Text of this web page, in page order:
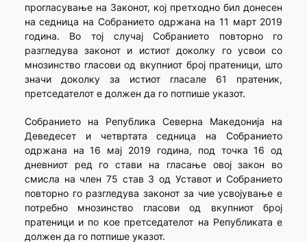
прогласување на Законот, кој претходно бил донесен
на седница на Собранието одржана на 11 март 2019
година. Во тој случај Собранието повторно го
разгледува законот и истиот доколку го усвои со
мнозинство гласови од вкупниот број пратеници, што
значи доколку за истиот гласале 61 пратеник,
претседателот е должен да го потпише указот.
Собранието на Република Северна Македонија на
Деведесет и четвртата седница на Собранието
одржана на 16 мај 2019 година, под точка 16 од
дневниот ред го стави на гласање овој закон во
смисла на член 75 став 3 од Уставот и Собранието
повторно го разгледува законот за чие усвојување е
потребно мнозинство гласови од вкупниот број
пратеници и по кое претседателот на Републиката е
должен да го потпише указот.